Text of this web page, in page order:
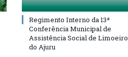
Regimento Interno da 13ª
Conferência Municipal de
Assistência Social de Limoeiro
do Ajuru